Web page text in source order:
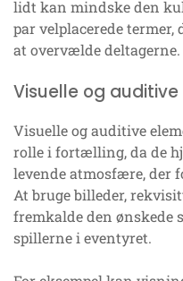
lidt kan mindske den
par velplacerede termer,
at overvælde deltagerne.
Visuelle og
Visuelle og auditive
rolle i fortælling, da de
levende atmosfære, der
At bruge billeder,
fremkalde den ønskede
spillerne i eventyret.